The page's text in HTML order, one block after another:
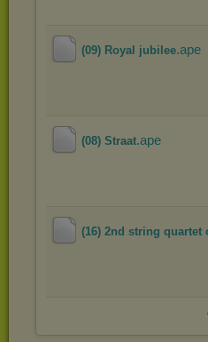
(09) Royal jubilee.ape
(08) Straat.ape
(16) 2nd string quartet